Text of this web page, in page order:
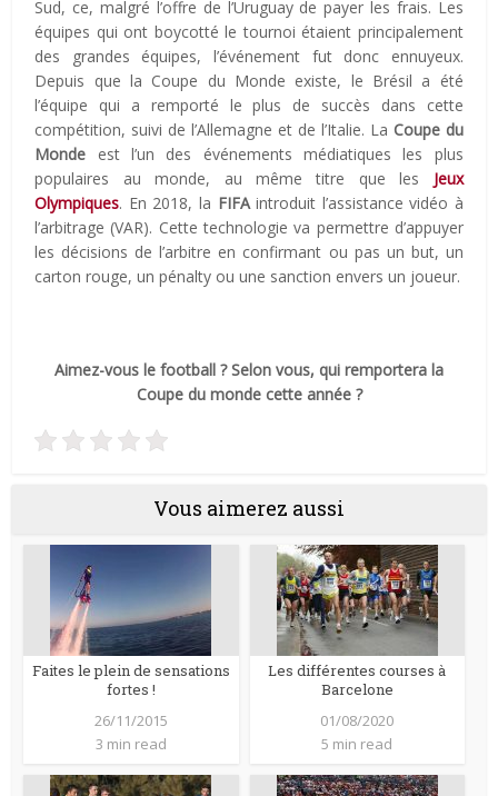
Sud, ce, malgré l’offre de l’Uruguay de payer les frais. Les
équipes qui ont boycotté le tournoi étaient principalement
des grandes équipes, l’événement fut donc ennuyeux.
Depuis que la Coupe du Monde existe, le Brésil a été
l’équipe qui a remporté le plus de succès dans cette
compétition, suivi de l’Allemagne et de l’Italie. La Coupe du
Monde est l’un des événements médiatiques les plus
populaires au monde, au même titre que les Jeux
Olympiques. En 2018, la FIFAintroduit l’assistance vidéo à
l’arbitrage (VAR). Cette technologie va permettre d’appuyer
les décisions de l’arbitre en confirmant ou pas un but, un
carton rouge, un pénalty ou une sanction envers un joueur.
Aimez-vous le football ? Selon vous, qui remportera la
Coupe du monde cette année ?
Vous aimerez aussi
Faites le plein de sensations
fortes !
26/11/2015
3 min read
Les différentes courses à
Barcelone
01/08/2020
5 min read